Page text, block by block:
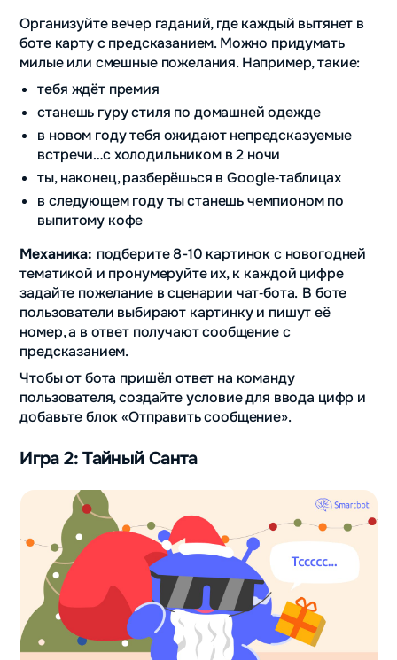
Организуйте вечер гаданий, где каждый вытянет в
боте карту с предсказанием. Можно придумать
милые или смешные пожелания. Например, такие:
тебя ждёт премия
станешь гуру стиля по домашней одежде
в новом году тебя ожидают непредсказуемые
встречи…с холодильником в 2 ночи
ты, наконец, разберёшься в Google‑таблицах
в следующем году ты станешь чемпионом по
выпитому кофе
Механика: подберите 8-10 картинок с новогодней
тематикой и пронумеруйте их, к каждой цифре
задайте пожелание в сценарии чат‑бота. В боте
пользователи выбирают картинку и пишут её
номер, а в ответ получают сообщение с
предсказанием.
Чтобы от бота пришёл ответ на команду
пользователя, создайте условие для ввода цифр и
добавьте блок «Отправить сообщение».
Игра 2: Тайный Санта